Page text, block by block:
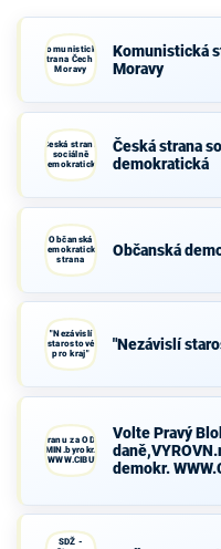
Komunistická
strana Čech a
Moravy
Komunistická
Moravy
Česká strana
sociálně
demokratická
Česká strana
demokratická
Občanská
demokratická
strana
Občanská
"Nezávislí
starostové
pro kraj"
"Nezávislí
Blok-stranu za ODVOLAT.polit.,NÍZKÉ
demokr. WWW.CIBULKA.NET
Volte Pravý
demokr.
SDŽ -